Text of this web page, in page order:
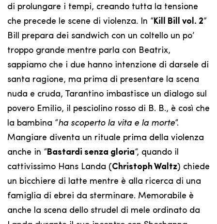
di prolungare i tempi, creando tutta la tensione
che precede le scene di violenza. In “Kill Bill vol. 2”
Bill prepara dei sandwich con un coltello un po’
troppo grande mentre parla con Beatrix,
sappiamo che i due hanno intenzione di darsele di
santa ragione, ma prima di presentare la scena
nuda e cruda, Tarantino imbastisce un dialogo sul
povero Emilio, il pesciolino rosso di B. B., è così che
la bambina “ha scoperto la vita e la morte“.
Mangiare diventa un rituale prima della violenza
anche in “Bastardi senza gloria“, quando il
cattivissimo Hans Landa (Christoph Waltz) chiede
un bicchiere di latte mentre è alla ricerca di una
famiglia di ebrei da sterminare. Memorabile è
anche la scena dello strudel di mele ordinato da